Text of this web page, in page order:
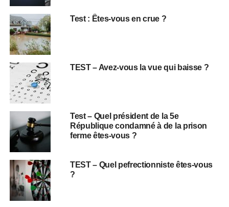
Test : Êtes-vous en crue ?
TEST – Avez-vous la vue qui baisse ?
Test – Quel président de la 5e
République condamné à de la prison
ferme êtes-vous ?
TEST – Quel pefrectionniste êtes-vous
?